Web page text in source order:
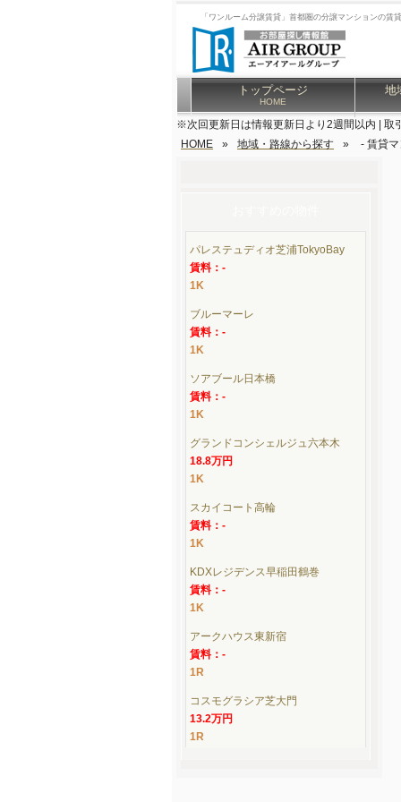
「ワンルーム分譲賃貸」首都圏の分譲マンションの賃
トップページ
HOME
地
※次回更新日は情報更新日より2週間以内 | 取
HOME
» 地域・路線から探す » - 賃貸
パレステュディオ芝浦TokyoBay
賃料：-
1K
ブルーマーレ
賃料：-
1K
ソアブール日本橋
賃料：-
1K
グランドコンシェルジュ六本木
18.8万円
1K
スカイコート高輪
賃料：-
1K
KDXレジデンス早稲田鶴巻
賃料：-
1K
アークハウス東新宿
賃料：-
1R